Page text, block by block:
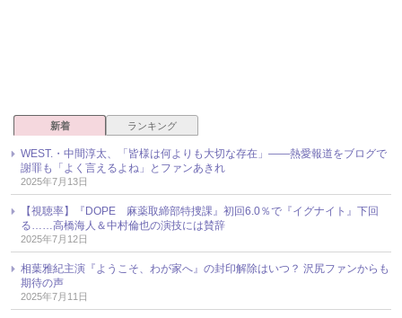
新着 ランキング
WEST.・中間淳太、「皆様は何よりも大切な存在」――熱愛報道をブログで
謝罪も「よく言えるよね」とファンあきれ
2025年7月13日
【視聴率】『DOPE 麻薬取締部特捜課』初回6.0％で『イグナイト』下回
る……高橋海人＆中村倫也の演技には賛辞
2025年7月12日
相葉雅紀主演『ようこそ、わが家へ』の封印解除はいつ？ 沢尻ファンからも
期待の声
2025年7月11日